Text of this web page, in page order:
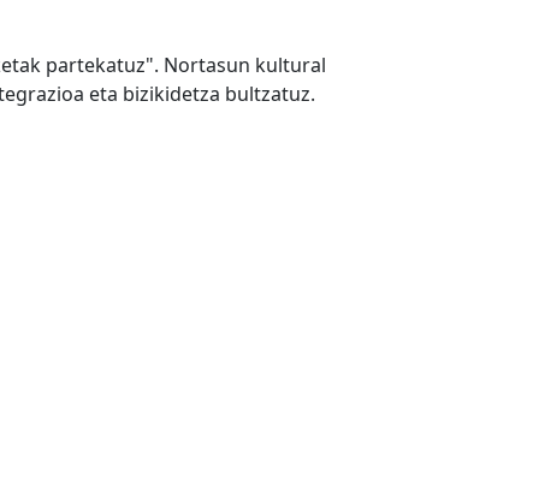
partekatuz". Nortasun kultural
eta bizikidetza bultzatuz.